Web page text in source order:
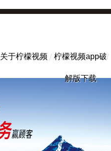
关于柠檬视频 柠檬视频app破
解版下载